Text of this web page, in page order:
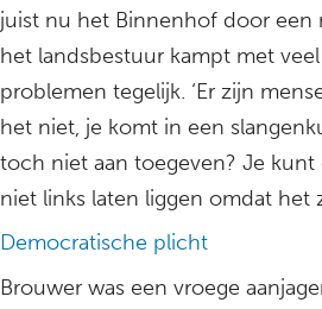
juist nu het Binnenhof door een
het landsbestuur kampt met
problemen tegelijk. ‘Er zijn
het niet, je komt in een
toch niet aan toegeven? Je
niet links laten liggen omdat het
Democratische plicht
Brouwer was een vroege